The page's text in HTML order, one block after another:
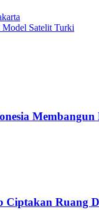
Satelit Turki
Ciptakan Ruang